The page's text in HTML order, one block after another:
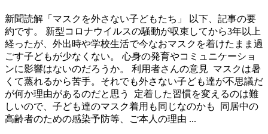
新聞読解「マスクを外さない子どもたち」 以下、記事の要
約です。 新型コロナウイルスの騒動が収束してから3年以上
経ったが、外出時や学校生活で今なおマスクを着けたまま過
ごす子どもが少なくない。 心身の発育やコミュニケーショ
ンに影響はないのだろうか。 利用者さんの意見 マスクは暑
くて蒸れるから苦手。それでも外さない子ども達が不思議だ
が何か理由があるのだと思う 定着した習慣を変えるのは難
しいので、子ども達のマスク着用も同じなのかも 同居中の
高齢者のための感染予防等、ご本人の理由 ...